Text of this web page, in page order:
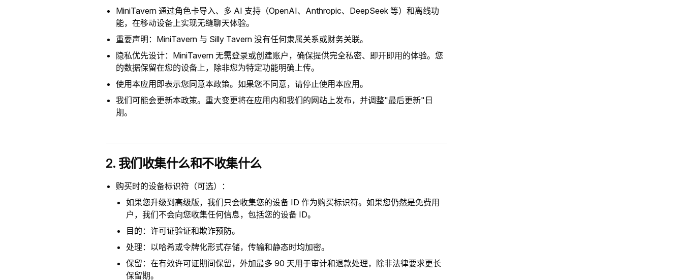
MiniTavern 通过角色卡导入、多 AI 支持（OpenAI、Anthropic、DeepSeek 等）和离线功
能，在移动设备上实现无缝聊天体验。
重要声明：MiniTavern 与 Silly Tavern 没有任何隶属关系或财务关联。
隐私优先设计：MiniTavern 无需登录或创建账户，确保提供完全私密、即开即用的体验。您
的数据保留在您的设备上，除非您为特定功能明确上传。
使用本应用即表示您同意本政策。如果您不同意，请停止使用本应用。
我们可能会更新本政策。重大变更将在应用内和我们的网站上发布，并调整"最后更新"日
期。
2. 我们收集什么和不收集什么
购买时的设备标识符（可选）：
如果您升级到高级版，我们只会收集您的设备 ID 作为购买标识符。如果您仍然是免费用
户，我们不会向您收集任何信息，包括您的设备 ID。
目的：许可证验证和欺诈预防。
处理：以哈希或令牌化形式存储，传输和静态时均加密。
保留：在有效许可证期间保留，外加最多 90 天用于审计和退款处理，除非法律要求更长
保留期。